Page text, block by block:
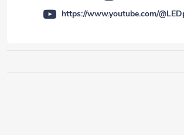
https://www.youtube.com/